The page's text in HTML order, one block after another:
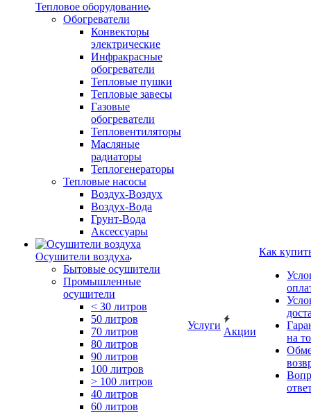
Тепловое оборудование
Обогреватели
Конвекторы
электрические
Инфракрасные
обогреватели
Тепловые пушки
Тепловые завесы
Газовые
обогреватели
Тепловентиляторы
Масляные
радиаторы
Теплогенераторы
Тепловые насосы
Воздух-Воздух
Воздух-Вода
Грунт-Вода
Аксессуары
Осушители воздуха
Бытовые осушители
Промышленные
осушители
< 30 литров
50 литров
70 литров
80 литров
90 литров
100 литров
> 100 литров
40 литров
60 литров
Услуги
Акции
Как
на